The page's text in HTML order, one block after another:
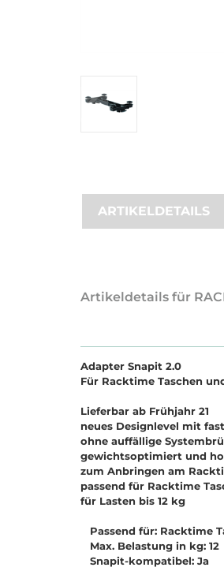
ARTIKELDETAILS
Artikeldetails für
Adapter Snapit 2.0
Für Racktime Taschen
Lieferbar ab Frühjahr 21
neues Designlevel mit
ohne auffällige
gewichtsoptimiert und
zum Anbringen am
passend für Racktime
für Lasten bis 12 kg
Passend für: Racktime
Max. Belastung in kg: 12
Snapit-kompatibel: Ja